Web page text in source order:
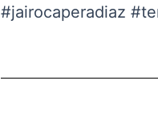
#jairocaperadiaz